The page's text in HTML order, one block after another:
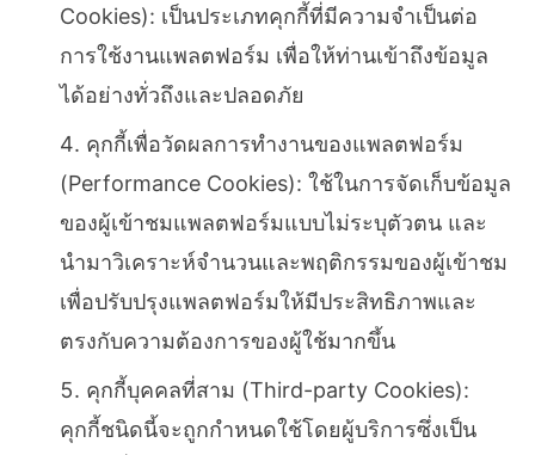
Cookies): เป็นประเภทคุกกี้ที่มีความจำเป็นต่อ
การใช้งานแพลตฟอร์ม เพื่อให้ท่านเข้าถึงข้อมูล
ได้อย่างทั่วถึงและปลอดภัย
คุกกี้เพื่อวัดผลการทำงานของแพลตฟอร์ม
(Performance Cookies): ใช้ในการจัดเก็บข้อมูล
ของผู้เข้าชมแพลตฟอร์มแบบไม่ระบุตัวตน และ
นำมาวิเคราะห์จำนวนและพฤติกรรมของผู้เข้าชม
เพื่อปรับปรุงแพลตฟอร์มให้มีประสิทธิภาพและ
ตรงกับความต้องการของผู้ใช้มากขึ้น
คุกกี้บุคคลที่สาม (Third-party Cookies):
คุกกี้ชนิดนี้จะถูกกำหนดใช้โดยผู้บริการซึ่งเป็น